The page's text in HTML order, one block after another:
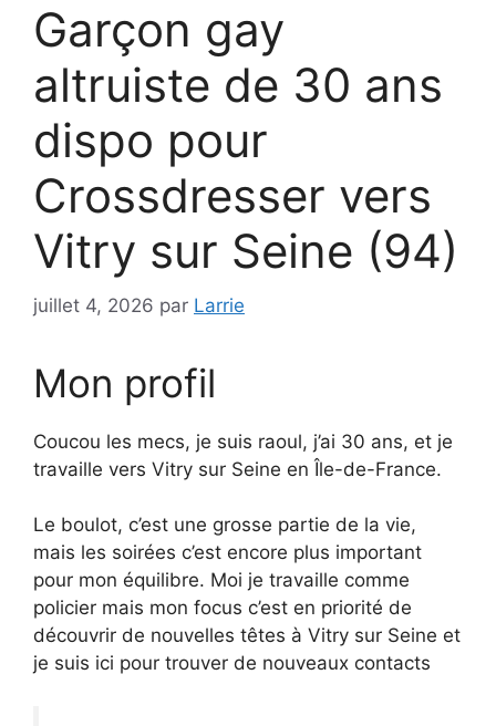
Garçon gay
altruiste de 30 ans
dispo pour
Crossdresser vers
Vitry sur Seine (94)
juillet 4, 2026 par Larrie
Mon profil
Coucou les mecs, je suis raoul, j’ai 30 ans, et je
travaille vers Vitry sur Seine en Île-de-France.
Le boulot, c’est une grosse partie de la vie,
mais les soirées c’est encore plus important
pour mon équilibre. Moi je travaille comme
policier mais mon focus c’est en priorité de
découvrir de nouvelles têtes à Vitry sur Seine et
je suis ici pour trouver de nouveaux contacts